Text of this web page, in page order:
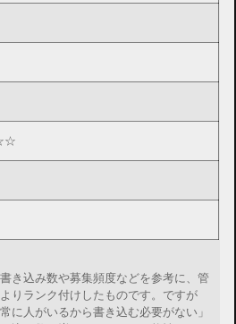
き込み数や募集頻度などを参考に、管
りランク付けしたものです。ですが
に人がいるから書き込む必要がない」